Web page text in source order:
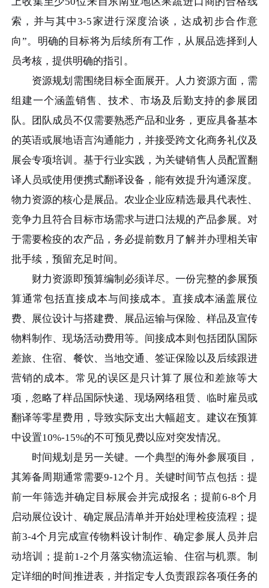
索，并与其中3-5家进行深度洽谈，达成初步合作意
向”。明确的目标将为后续所有工作，从展品选择到人
员考核，提供明确的指引。
资源规划需围绕目标全面展开。人力资源方面，需
组建一个涵盖销售、技术、市场及后勤支持的参展团
队。团队成员不仅需要熟悉产品和业务，更应具备基本
的英语或展地语言沟通能力，并接受跨文化商务礼仪及
展会专项培训。基于行业实践，为关键销售人员配置翻
译人员或使用便携式翻译设备，能有效提升沟通深度。
物力资源的核心是展品。农业企业应精选最具代表性、
竞争力且符合目标市场需求与进口法规的产品参展。对
于需要检疫的农产品，务必提前数月了解并办理相关审
批手续，预留充足时间。
财力资源即预算编制必须详尽。一份完整的参展预
算通常包括直接成本与间接成本。直接成本涵盖展位
费、展位设计与搭建费、展品运输与保险、样品及宣传
物料制作、现场活动费用等。间接成本则包括团队国际
差旅、住宿、餐饮、当地交通、签证保险以及后续跟进
营销的成本。常见的误区是只计算了展位和差旅等大
项，忽略了样品国际快递、现场网络租赁、临时雇员或
翻译等零星费用，导致实际支出大幅超支。建议在预算
中设置10%-15%的不可预见费以应对突发情况。
时间规划是另一关键。一个典型的海外参展项目，
其筹备周期通常需要9-12个月。关键时间节点包括：提
前一年筛选并确定目标展会并完成报名；提前6-8个月
启动展位设计、确定展品清单并开始处理检疫流程；提
前3-4个月完成宣传物料设计制作、确定参展人员并启
动培训；提前1-2个月落实物流运输、住宿与机票。制
定详细的时间推进表，并指定专人负责跟踪各项任务的